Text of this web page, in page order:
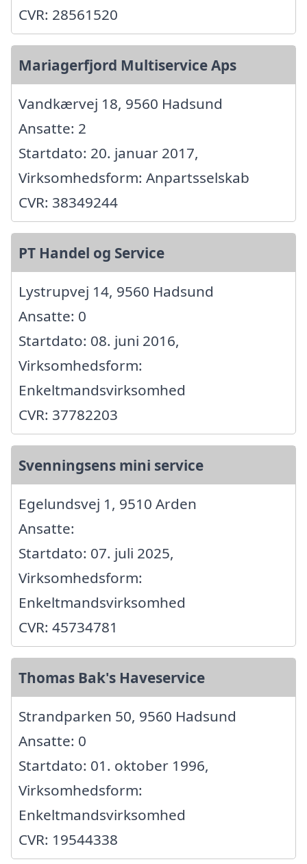
CVR: 28561520
Mariagerfjord Multiservice Aps
Vandkærvej 18, 9560 Hadsund
Ansatte: 2
Startdato: 20. januar 2017,
Virksomhedsform: Anpartsselskab
CVR: 38349244
PT Handel og Service
Lystrupvej 14, 9560 Hadsund
Ansatte: 0
Startdato: 08. juni 2016,
Virksomhedsform:
Enkeltmandsvirksomhed
CVR: 37782203
Svenningsens mini service
Egelundsvej 1, 9510 Arden
Ansatte:
Startdato: 07. juli 2025,
Virksomhedsform:
Enkeltmandsvirksomhed
CVR: 45734781
Thomas Bak's Haveservice
Strandparken 50, 9560 Hadsund
Ansatte: 0
Startdato: 01. oktober 1996,
Virksomhedsform:
Enkeltmandsvirksomhed
CVR: 19544338